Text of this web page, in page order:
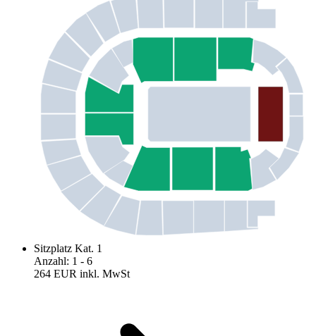
Sitzplatz Kat. 1
Anzahl: 1 - 6
264 EUR inkl. MwSt